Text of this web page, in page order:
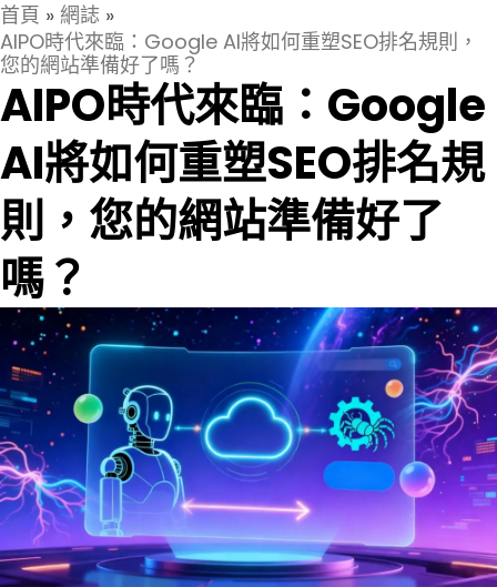
首頁 » 網誌 »
AIPO時代來臨：Google AI將如何重塑SEO排名規則，
您的網站準備好了嗎？
AIPO時代來臨：Google
AI將如何重塑SEO排名規
則，您的網站準備好了
嗎？